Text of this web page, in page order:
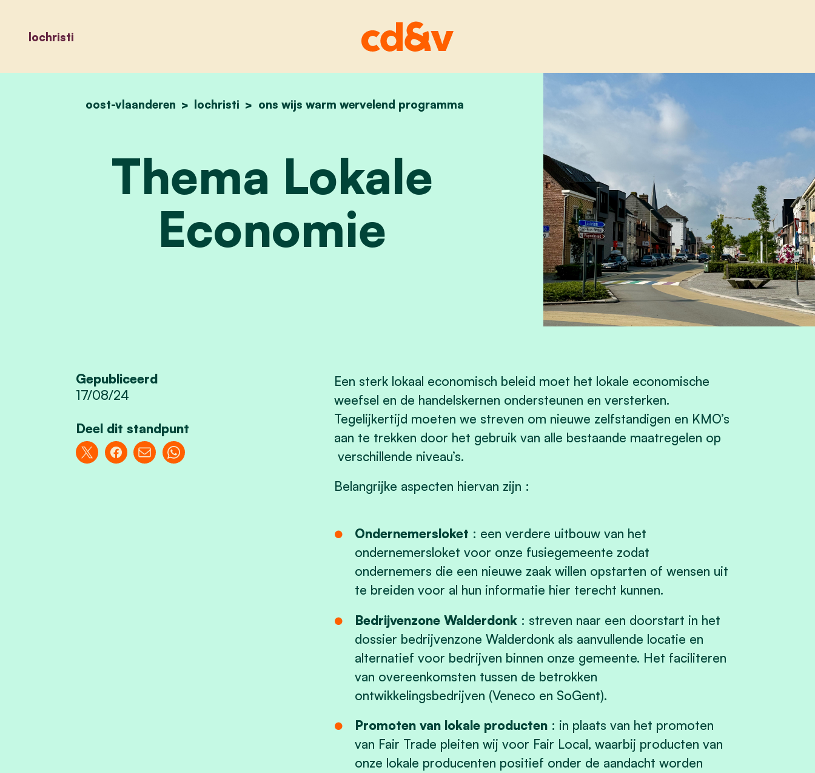
lochristi
home
oost-vlaanderen lochristi ons wijs warm wervelend programma
thema lokale economie
Thema Lokale
Economie
Gepubliceerd
17/08/24
Deel dit standpunt
Een sterk lokaal economisch beleid moet het lokale economische
weefsel en de handelskernen ondersteunen en versterken.
Tegelijkertijd moeten we streven om nieuwe zelfstandigen en KMO’s
aan te trekken door het gebruik van alle bestaande maatregelen op
verschillende niveau’s.
Belangrijke aspecten hiervan zijn :
Ondernemersloket : een verdere uitbouw van het
ondernemersloket voor onze fusiegemeente zodat
ondernemers die een nieuwe zaak willen opstarten of wensen uit
te breiden voor al hun informatie hier terecht kunnen.
Bedrijvenzone Walderdonk: streven naar een doorstart in het
dossier bedrijvenzone Walderdonk als aanvullende locatie en
alternatief voor bedrijven binnen onze gemeente. Het faciliteren
van overeenkomsten tussen de betrokken
ontwikkelingsbedrijven (Veneco en SoGent).
Promoten van lokale producten: in plaats van het promoten
van Fair Trade pleiten wij voor Fair Local, waarbij producten van
onze lokale producenten positief onder de aandacht worden